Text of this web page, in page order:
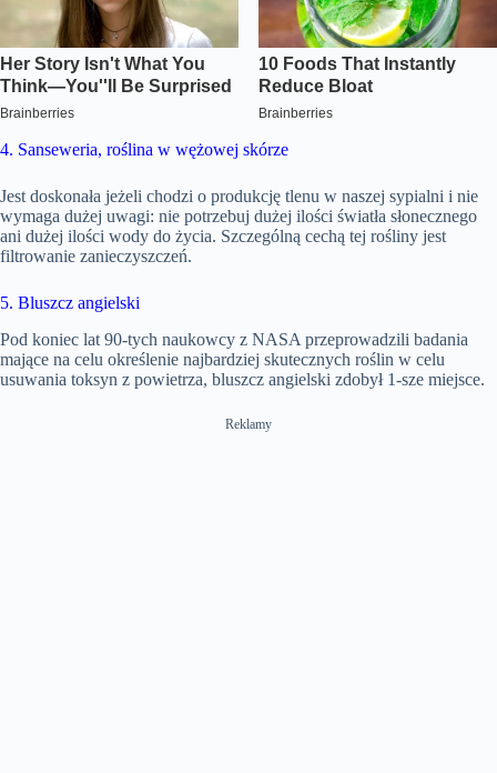
4. Sanseweria, roślina w wężowej skórze
Jest doskonała jeżeli chodzi o produkcję tlenu w naszej sypialni i nie
wymaga dużej uwagi: nie potrzebuj dużej ilości światła słonecznego
ani dużej ilości wody do życia. Szczególną cechą tej rośliny jest
filtrowanie zanieczyszczeń.
5. Bluszcz angielski
Pod koniec lat 90-tych naukowcy z NASA przeprowadzili badania
mające na celu określenie najbardziej skutecznych roślin w celu
usuwania toksyn z powietrza, bluszcz angielski zdobył 1-sze miejsce.
Reklamy